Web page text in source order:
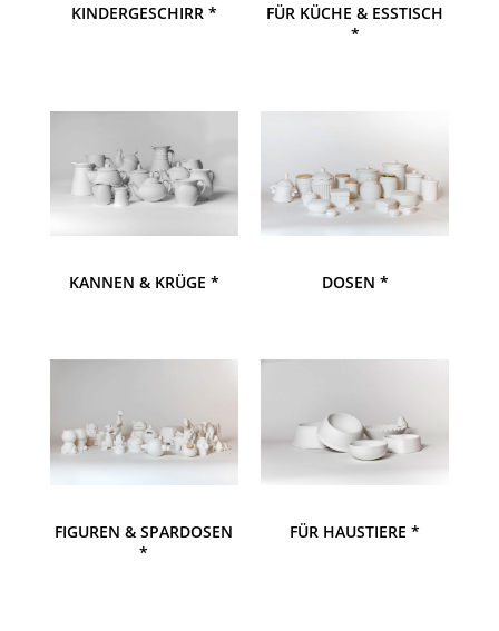
KINDERGESCHIRR *
FÜR KÜCHE & ESSTISCH
*
KANNEN & KRÜGE * DOSEN *
FIGUREN & SPARDOSEN
*
FÜR HAUSTIERE *